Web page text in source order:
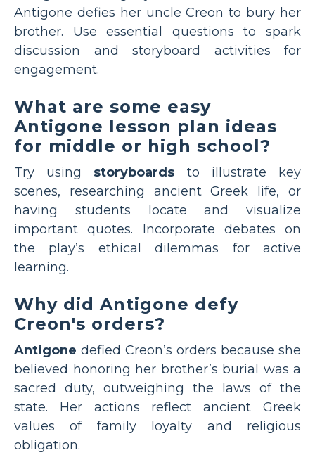
Antigone defies her uncle Creon to bury her
brother. Use essential questions to spark
discussion and storyboard activities for
engagement.
What are some easy
Antigone lesson plan ideas
for middle or high school?
Try using storyboards to illustrate key
scenes, researching ancient Greek life, or
having students locate and visualize
important quotes. Incorporate debates on
the play’s ethical dilemmas for active
learning.
Why did Antigone defy
Creon's orders?
Antigone defied Creon’s orders because she
believed honoring her brother’s burial was a
sacred duty, outweighing the laws of the
state. Her actions reflect ancient Greek
values of family loyalty and religious
obligation.